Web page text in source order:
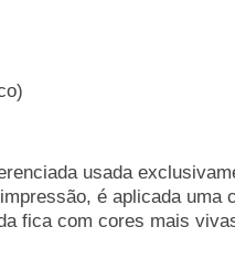
usada
é aplicada
fica com cores mais